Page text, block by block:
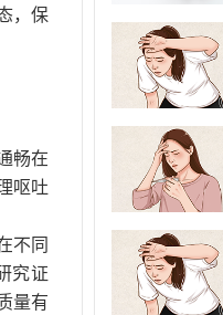
，保
畅在
呕吐
不同
究证
量有